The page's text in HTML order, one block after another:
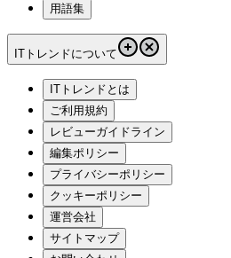
用語集
ITトレンドについて
ITトレンドとは
ご利用規約
レビューガイドライン
編集ポリシー
プライバシーポリシー
クッキーポリシー
運営会社
サイトマップ